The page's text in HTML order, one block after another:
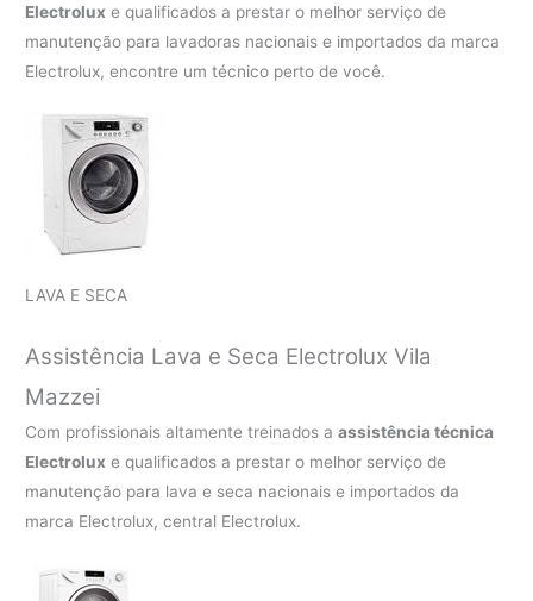
Electrolux e qualificados a prestar o melhor serviço de
manutenção para lavadoras nacionais e importados da marca
Electrolux, encontre um técnico perto de você.
LAVA E SECA
Assistência Lava e Seca Electrolux Vila
Mazzei
Com profissionais altamente treinados aassistência técnica
Electrolux e qualificados a prestar o melhor serviço de
manutenção para lava e seca nacionais e importados da
marca Electrolux, central Electrolux.